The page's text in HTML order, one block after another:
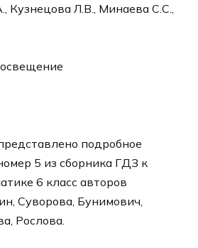
Кузнецова Л.В., Минаева С.С.,
подробное
5 из сборника ГДЗ к
6 класс авторов
Суворова, Бунимович,
Рослова.